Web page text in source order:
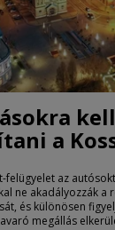
kell
a
felügyelet az
ne akadályozzák a
és különösen
megállás